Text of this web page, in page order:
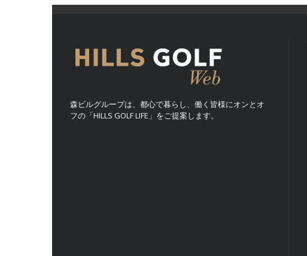
森ビルグループは、都心で暮らし、働く皆様にオンとオ
フの「HILLS GOLF LIFE」をご提案します。